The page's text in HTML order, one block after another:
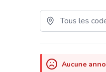
Aucune